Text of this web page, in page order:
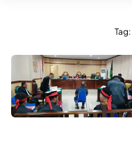
Tag: